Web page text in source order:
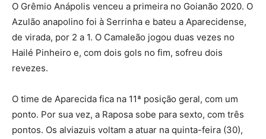
O Grêmio Anápolis venceu a primeira no Goianão 2020. O
Azulão anapolino foi à Serrinha e bateu a Aparecidense,
de virada, por 2 a 1. O Camaleão jogou duas vezes no
Hailé Pinheiro e, com dois gols no fim, sofreu dois
revezes.
O time de Aparecida fica na 11ª posição geral, com um
ponto. Por sua vez, a Raposa sobe para sexto, com três
pontos. Os alviazuis voltam a atuar na quinta-feira (30),